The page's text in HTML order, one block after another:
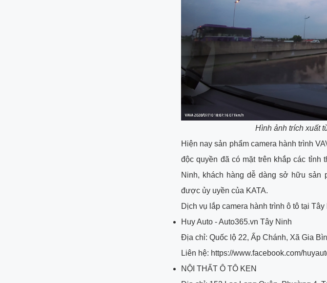
Hình ảnh trích xuất
Hiện nay sản phẩm camera hành trình
độc quyền đã có mặt trên khắp các
Ninh, khách hàng dễ dàng sở hữu sản
được ủy uyền của KATA.
Dịch vụ lắp camera hành trình ô tô tại
Huy Auto - Auto365.vn Tây Ninh
Địa chỉ: Quốc lộ 22, Ấp Chánh, Xã Gia
Liên hệ: https://www.facebook.com/
NỘI THẤT Ô TÔ KEN